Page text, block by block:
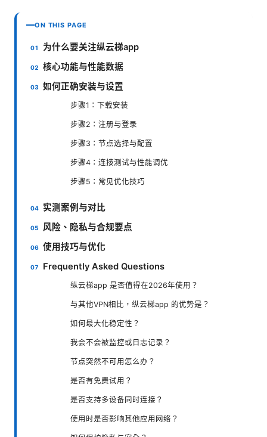
ON THIS PAGE
为什么要关注纵云梯app
核心功能与性能数据
如何正确安装与设置
步骤1：下载安装
步骤2：注册与登录
步骤3：节点选择与配置
步骤4：连接测试与性能调优
步骤5：常见优化技巧
实测案例与对比
风险、隐私与合规要点
使用技巧与优化
Frequently Asked Questions
纵云梯app 是否值得在2026年使用？
与其他VPN相比，纵云梯app 的优势是？
如何最大化稳定性？
我会不会被监控或日志记录？
节点突然不可用怎么办？
是否有免费试用？
是否支持多设备同时连接？
使用时是否影响其他应用网络？